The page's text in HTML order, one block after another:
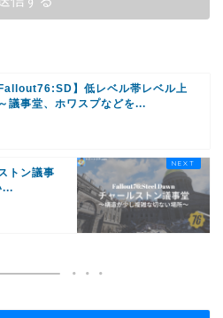
Fallout76:SD】低レベル帯レベル上
議事堂、ホワスプなどを...
トン議事
...